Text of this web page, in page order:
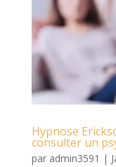
Hypnose
consulter un
par admin3591 |